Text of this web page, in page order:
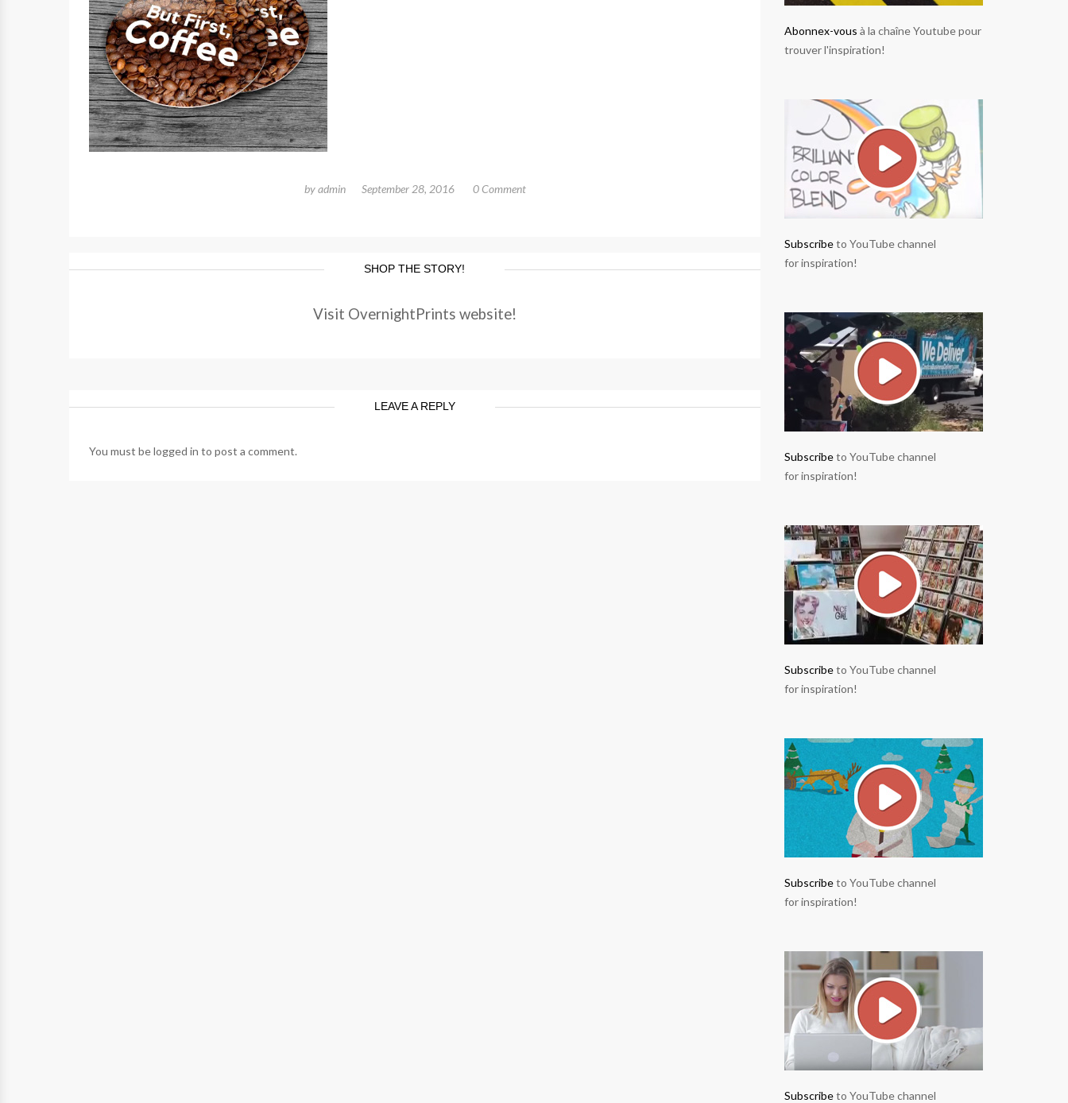
byadmin September 28, 2016 0 Comment
SHOP THE STORY!
Visit OvernightPrints website!
LEAVE A REPLY
You must belogged in to post a comment.
Abonnex-vous à la chaîne Youtube pour
trouver l'inspiration!
Subscribeto YouTube channel
for inspiration!
Subscribeto YouTube channel
for inspiration!
Subscribeto YouTube channel
for inspiration!
Subscribeto YouTube channel
for inspiration!
Subscribeto YouTube channel